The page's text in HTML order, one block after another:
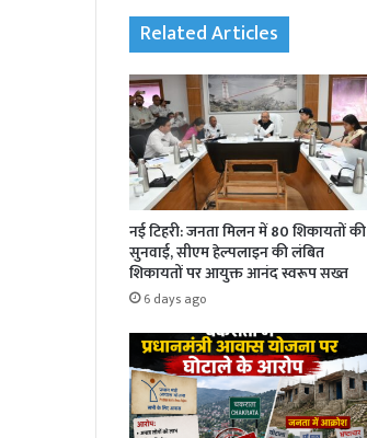
Related Articles
नई टिहरी: जनता मिलन में 80 शिकायतों की
सुनवाई, सीएम हेल्पलाइन की लंबित
शिकायतों पर आयुक्त आनंद स्वरूप सख्त
6 days ago